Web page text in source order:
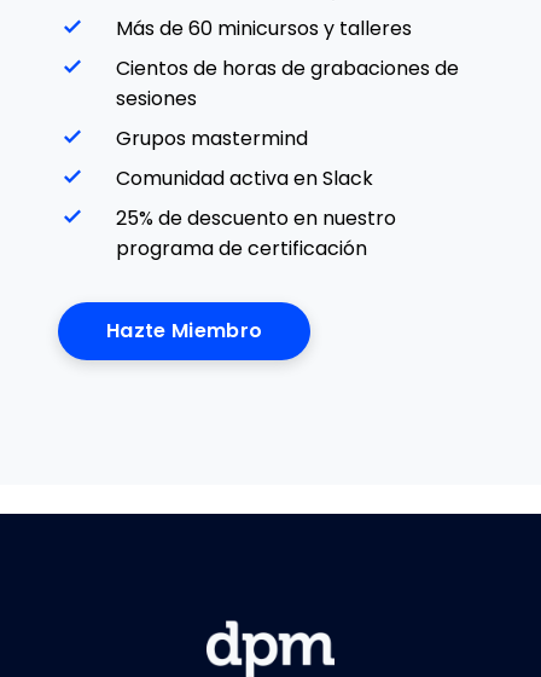
Más de 60 minicursos y talleres
Cientos de horas de grabaciones de
sesiones
Grupos mastermind
Comunidad activa en Slack
25% de descuento en nuestro
programa de certificación
Hazte Miembro